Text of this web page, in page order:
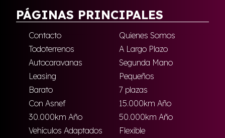
PÁGINAS PRINCIPALES
Contacto
Quienes Somos
Todoterrenos
A Largo Plazo
Autocaravanas
Segunda Mano
Leasing
Pequeños
Barato
7 plazas
Con Asnef
15.000km Año
30.000km Año
50.000km Año
Vehículos Adaptados
Flexible